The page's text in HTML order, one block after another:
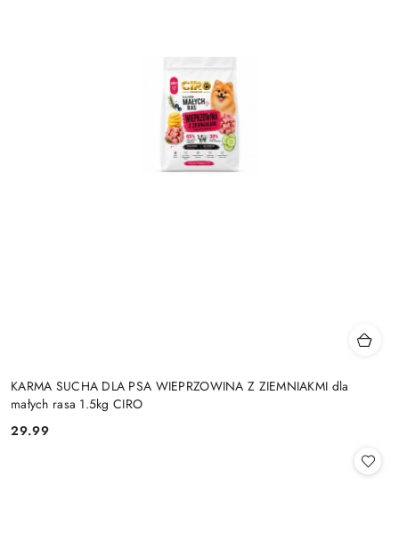
KARMA SUCHA DLA PSA WIEPRZOWINA Z ZIEMNIAKMI dla
małych rasa 1.5kg CIRO
Cena:
29.99